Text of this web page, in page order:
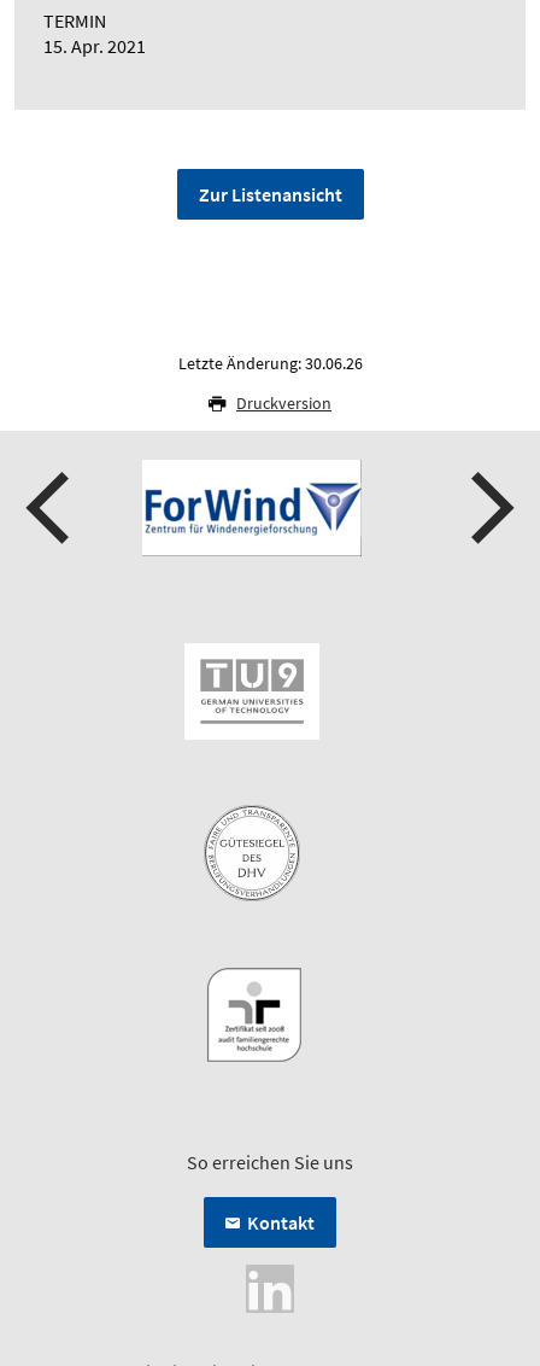
TERMIN
15. Apr. 2021
Zur Listenansicht
Letzte Änderung: 30.06.26
Druckversion
So erreichen Sie uns
Kontakt